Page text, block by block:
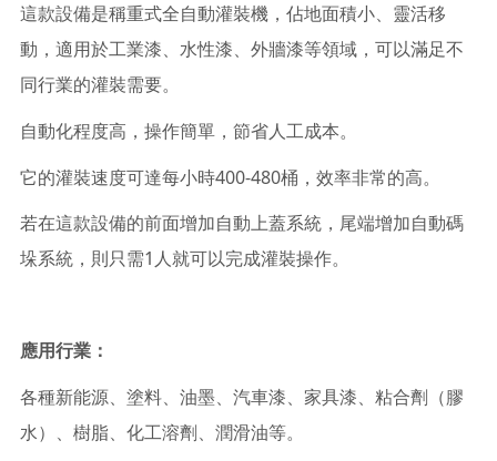
這款設備是稱重式全自動灌裝機，佔地面積小、靈活移
動，適用於工業漆、水性漆、外牆漆等領域，可以滿足不
同行業的灌裝需要。
自動化程度高，操作簡單，節省人工成本。
它的灌裝速度可達每小時400-480桶，效率非常的高。
若在這款設備的前面增加自動上蓋系統，尾端增加自動碼
垛系統，則只需1人就可以完成灌裝操作。
應用行業：
各種新能源、塗料、油墨、汽車漆、家具漆、粘合劑（膠
水）、樹脂、化工溶劑、潤滑油等。